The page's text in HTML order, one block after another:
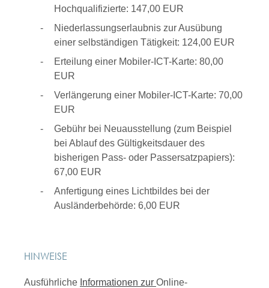
Hochqualifizierte: 147,00 EUR
Niederlassungserlaubnis zur Ausübung
einer selbständigen Tätigkeit: 124,00 EUR
Erteilung einer Mobiler-ICT-Karte: 80,00
EUR
Verlängerung einer Mobiler-ICT-Karte: 70,00
EUR
Gebühr bei Neuausstellung (zum Beispiel
bei Ablauf des Gültigkeitsdauer des
bisherigen Pass- oder Passersatzpapiers):
67,00 EUR
Anfertigung eines Lichtbildes bei der
Ausländerbehörde: 6,00 EUR
HINWEISE
Ausführliche Informationen zur Online-